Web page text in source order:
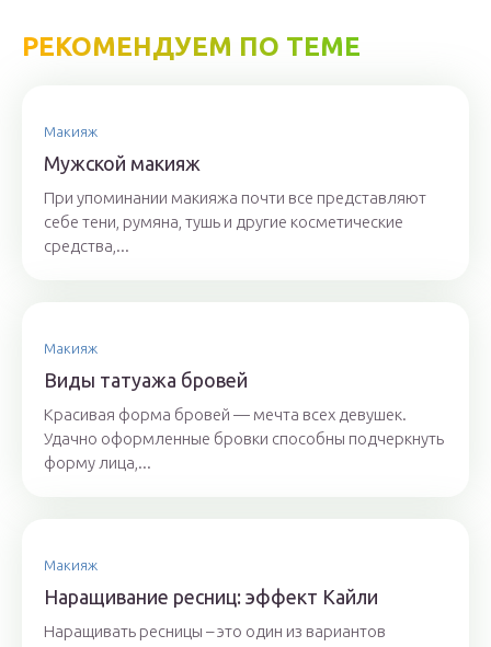
РЕКОМЕНДУЕМ ПО ТЕМЕ
Макияж
Мужской макияж
При упоминании макияжа почти все представляют
себе тени, румяна, тушь и другие косметические
средства,...
Макияж
Виды татуажа бровей
Красивая форма бровей — мечта всех девушек.
Удачно оформленные бровки способны подчеркнуть
форму лица,...
Макияж
Наращивание ресниц: эффект Кайли
Наращивать ресницы – это один из вариантов